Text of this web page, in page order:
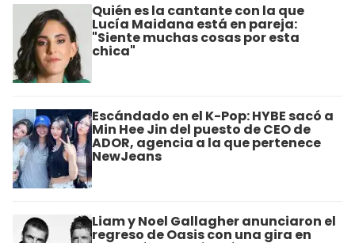
Quién es la cantante con la que
Lucía Maidana está en pareja:
"Siente muchas cosas por esta
chica"
Escándado en el K-Pop: HYBE sacó a
Min Hee Jin del puesto de CEO de
ADOR, agencia a la que pertenece
NewJeans
Liam y Noel Gallagher anunciaron el
regreso de Oasis con una gira en